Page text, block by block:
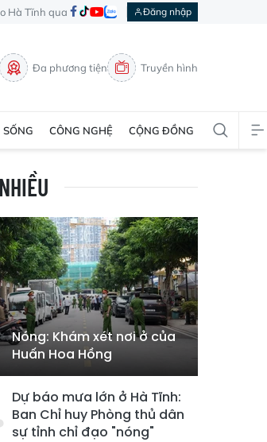
Hà Tĩnh qua Đăng nhập
Đa phương tiện Truyền hình
CÔNG NGHỆ CỘNG ĐỒNG
Nóng: Khám xét nơi ở của
Huấn Hoa Hồng
Dự báo mưa lớn ở Hà Tĩnh:
Ban Chỉ huy Phòng thủ dân
sự tỉnh chỉ đạo "nóng"